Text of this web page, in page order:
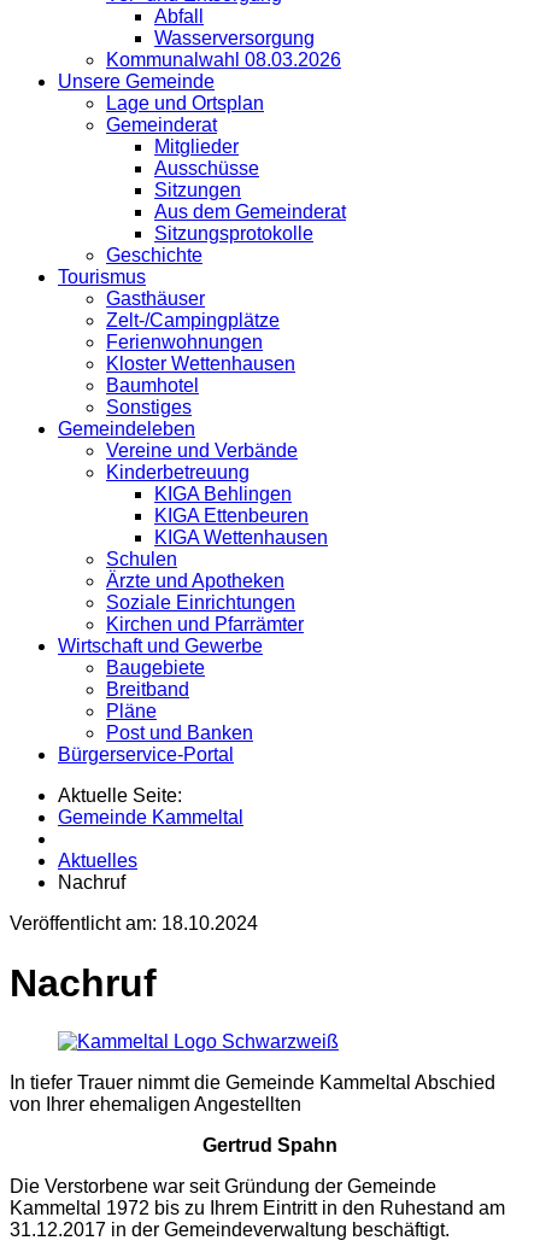
Abfall
Wasserversorgung
Kommunalwahl 08.03.2026
Unsere Gemeinde
Lage und Ortsplan
Gemeinderat
Mitglieder
Ausschüsse
Sitzungen
Aus dem Gemeinderat
Sitzungsprotokolle
Geschichte
Tourismus
Gasthäuser
Zelt-/Campingplätze
Ferienwohnungen
Kloster Wettenhausen
Baumhotel
Sonstiges
Gemeindeleben
Vereine und Verbände
Kinderbetreuung
KIGA Behlingen
KIGA Ettenbeuren
KIGA Wettenhausen
Schulen
Ärzte und Apotheken
Soziale Einrichtungen
Kirchen und Pfarrämter
Wirtschaft und Gewerbe
Baugebiete
Breitband
Pläne
Post und Banken
Bürgerservice-Portal
Aktuelle Seite:
Gemeinde Kammeltal
Aktuelles
Nachruf
Veröffentlicht am: 18.10.2024
Nachruf
In tiefer Trauer nimmt die Gemeinde Kammeltal Abschied
von Ihrer ehemaligen Angestellten
Gertrud Spahn
Die Verstorbene war seit Gründung der Gemeinde
Kammeltal 1972 bis zu Ihrem Eintritt in den Ruhestand am
31.12.2017 in der Gemeindeverwaltung beschäftigt.